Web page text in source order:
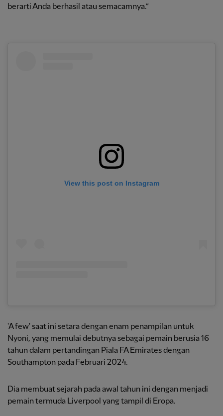
berarti Anda berhasil atau semacamnya.”
View this post on Instagram
'A few' saat ini setara dengan enam penampilan untuk
Nyoni, yang memulai debutnya sebagai pemain berusia 16
tahun dalam pertandingan Piala FA Emirates dengan
Southampton pada Februari 2024.
Dia membuat sejarah pada awal tahun ini dengan menjadi
pemain termuda Liverpool yang tampil di Eropa.